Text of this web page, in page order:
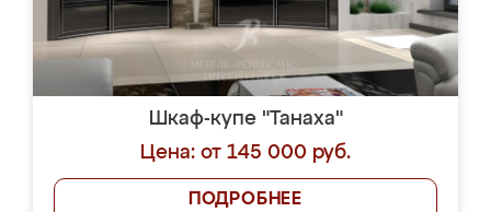
Шкаф-купе "Танаха"
Цена: от 145 000 руб.
ПОДРОБНЕЕ